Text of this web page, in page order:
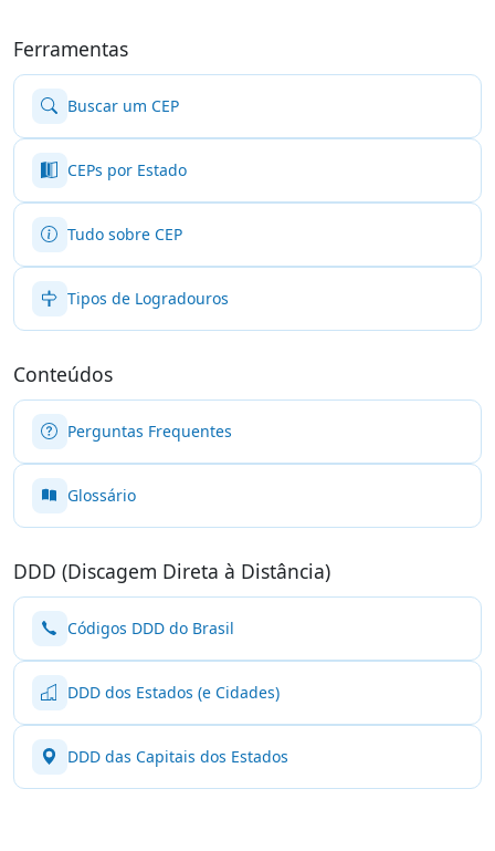
Ferramentas
Buscar um CEP
CEPs por Estado
Tudo sobre CEP
Tipos de Logradouros
Conteúdos
Perguntas Frequentes
Glossário
DDD (Discagem Direta à Distância)
Códigos DDD do Brasil
DDD dos Estados (e Cidades)
DDD das Capitais dos Estados